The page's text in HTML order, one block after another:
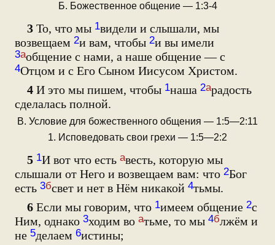
Б. Божественное общение — 1:3-4
3 То, что мы 1видели и слышали, мы
возвещаем 2и вам, чтобы 2и вы имели
3аобщение с нами, а наше общение — с
4Отцом и с Его Сыном Иисусом Христом.
4 И это мы пишем, чтобы 1наша 2арадость
сделалась полной.
В. Условие для божественного общения — 1:5—2:11
1. Исповедовать свои грехи — 1:5—2:2
5 1И вот что есть авесть, которую мы
слышали от Него и возвещаем вам: что 2Бог
есть 3бсвет и нет в Нём никакой 4тьмы.
6 Если мы говорим, что 1имеем общение 2с
Ним, однако 3ходим во атьме, то мы 4блжём и
не 5делаем 6истины;